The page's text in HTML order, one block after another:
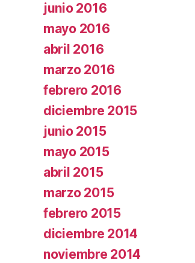
junio 2016
mayo 2016
abril 2016
marzo 2016
febrero 2016
diciembre 2015
junio 2015
mayo 2015
abril 2015
marzo 2015
febrero 2015
diciembre 2014
noviembre 2014